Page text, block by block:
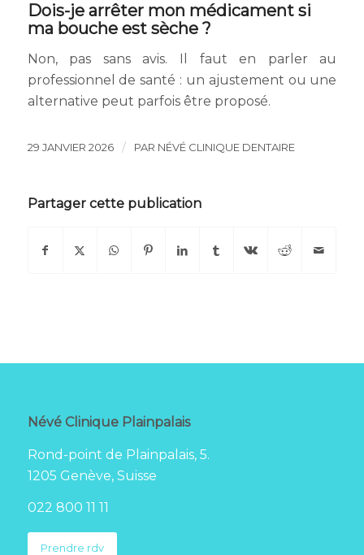
Dois-je arrêter mon médicament si
ma bouche est sèche ?
Non, pas sans avis. Il faut en parler au
professionnel de santé : un ajustement ou une
alternative peut parfois être proposé.
29 JANVIER 2026 / PAR NÉVÉ CLINIQUE DENTAIRE
Partager cette publication
Névé Clinique Plainpalais
Rond-point de Plainpalais, 5.
1205 Genève, Suisse
022 800 11 11
Prendre rdv